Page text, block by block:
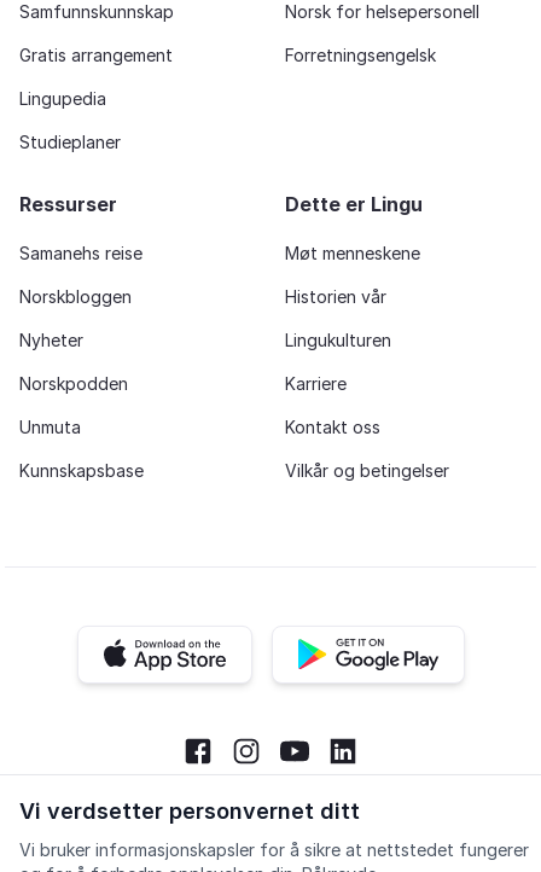
Vi verdsetter personvernet ditt
Vi bruker informasjonskapsler for å sikre at nettstedet fungerer
Samfunnskunnskap
Gratis arrangement
Lingupedia
Studieplaner
Norsk for helsepersonell
Forretningsengelsk
Ressurser
Samanehs reise
Norskbloggen
Nyheter
Norskpodden
Unmuta
Kunnskapsbase
Dette er Lingu
Møt menneskene
Historien vår
Lingukulturen
Karriere
Kontakt oss
Vilkår og betingelser
iOS app Android app
FacebookInstagram
YoutubeLinkedIn